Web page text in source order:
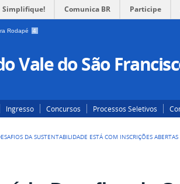
Simplifique! Comunica BR Participe
Rodapé 4
Vale do São
Ingresso Concursos Processos Seletivos
DA SUSTENTABILIDADE ESTÁ COM INSCRIÇÕES ABERTAS